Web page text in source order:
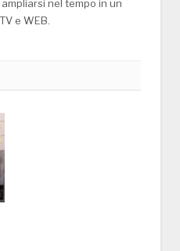
nel tempo in un
e WEB.